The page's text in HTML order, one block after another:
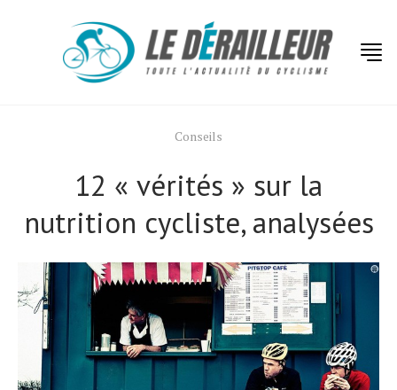
Conseils
12 « vérités » sur la
nutrition cycliste, analysées